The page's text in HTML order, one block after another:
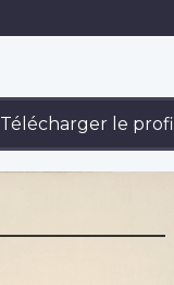
Télécharger le profil